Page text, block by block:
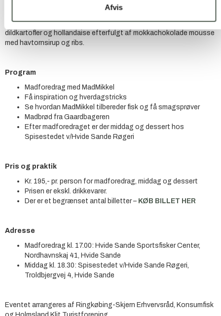
Afvis
Røgeri. Her serveres en specialmenu med havkat, asparges,
dildkartofler og hollandaise efterfulgt af mokkachokolade mousse
med havtornsirup og ribs.
Program
Madforedrag med MadMikkel
Få inspiration og hverdagstricks
Se hvordan MadMikkel tilbereder fisk og få smagsprøver
Madbrød fra Gaardbageren
Efter madforedraget er der middag og dessert hos
Spisestedet v/Hvide Sande Røgeri
Pris og praktik
Kr. 195,- pr. person for madforedrag, middag og dessert
Prisen er ekskl. drikkevarer.
Der er et begrænset antal billetter – KØB BILLET HER
Adresse
Madforedrag kl. 17.00: Hvide Sande Sportsfisker Center,
Nordhavnskaj 41, Hvide Sande
Middag kl. 18.30: Spisestedet v/Hvide Sande Røgeri,
Troldbjergvej 4, Hvide Sande
Eventet arrangeres af Ringkøbing-Skjern Erhvervsråd, Konsumfisk